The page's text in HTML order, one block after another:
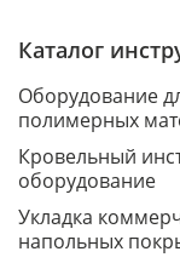
Каталог
Оборудование
полимерных
Кровельный
оборудование
Укладка
напольных